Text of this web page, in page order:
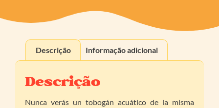
Descrição Informação adicional
Descrição
Nunca verás un tobogán acuático de la misma